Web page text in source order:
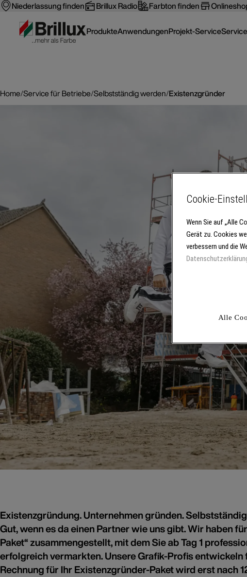
Niederlassung finden Brillux Radio Farbton finden
ProdukteAnwendungenProjekt-Service
Home/Service für Betriebe/Selbstständig werden/Existenzgründer
Das Brillux
Auf
Existenzgründung. Unternehmen gründen.
Gut, wenn es da einen Partner wie uns gibt. Wir haben
Paket“ zusammengestellt, mit dem Sie ab Tag 1
erfolgreich vermarkten. Unsere Grafik-Profis
Rechnung für Ihr Existenzgründer-Paket wird erst nach
Cookie-
Wenn Sie auf „Alle
Gerät zu. Cookies
verbessern und die
Alle